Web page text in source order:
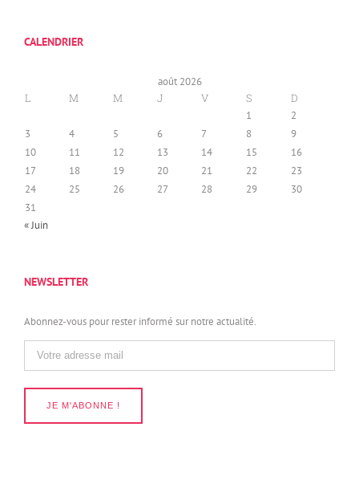
CALENDRIER
août 2026
L M M J V S D
1
2
3
4 5 6 7 8
9
10
11 12 13 14 15
16
17
18 19 20 21 22
23
24
25 26 27 28 29
30
31
« Juin
NEWSLETTER
Abonnez-vous pour rester informé sur notre actualité.